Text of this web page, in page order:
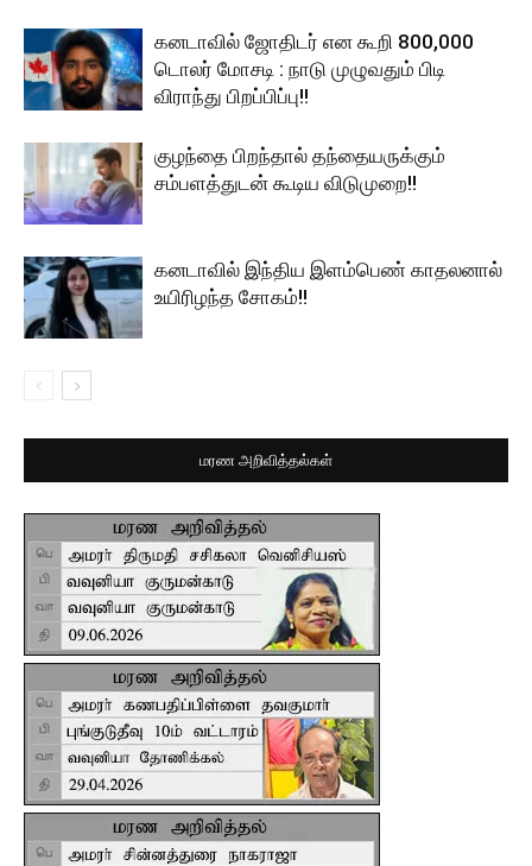
கனடாவில் ஜோதிடர் என கூறி 800,000
டொலர் மோசடி : நாடு முழுவதும் பிடி
விராந்து பிறப்பிப்பு!!
குழந்தை பிறந்தால் தந்தையருக்கும்
சம்பளத்துடன் கூடிய விடுமுறை!!
கனடாவில் இந்திய இளம்பெண் காதலனால்
உயிரிழந்த சோகம்!!
மரண அறிவித்தல்கள்